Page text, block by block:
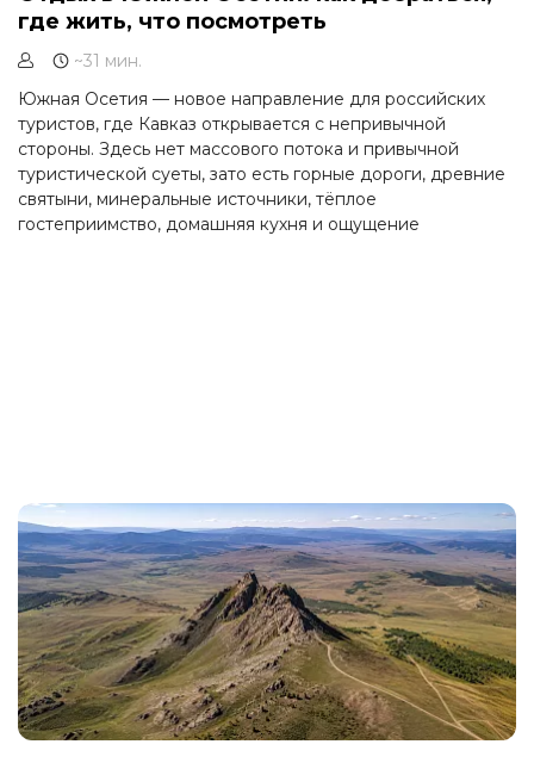
где жить, что посмотреть
~31 мин.
Южная Осетия — новое направление для российских
туристов, где Кавказ открывается с непривычной
стороны. Здесь нет массового потока и привычной
туристической суеты, зато есть горные дороги, древние
святыни, минеральные источники, тёплое
гостеприимство, домашняя кухня и ощущение